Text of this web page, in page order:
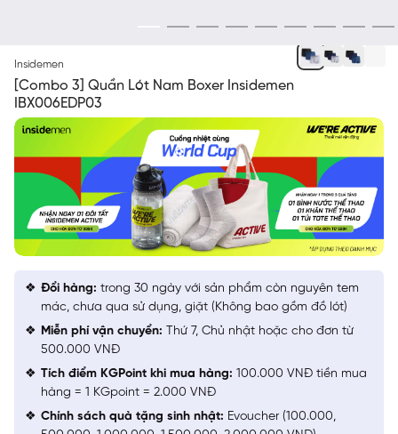
Insidemen
[Combo 3] Quần Lót Nam Boxer Insidemen
IBX006EDP03
Đổi hàng: trong 30 ngày với sản phẩm còn nguyên tem
mác, chưa qua sử dụng, giặt (Không bao gồm đồ lót)
Miễn phí vận chuyển: Thứ 7, Chủ nhật hoặc cho đơn từ
500.000 VNĐ
Tích điểm KGPoint khi mua hàng: 100.000 VNĐ tiền mua
hàng = 1 KGpoint = 2.000 VNĐ
Chính sách quà tặng sinh nhật: Evoucher (100.000,